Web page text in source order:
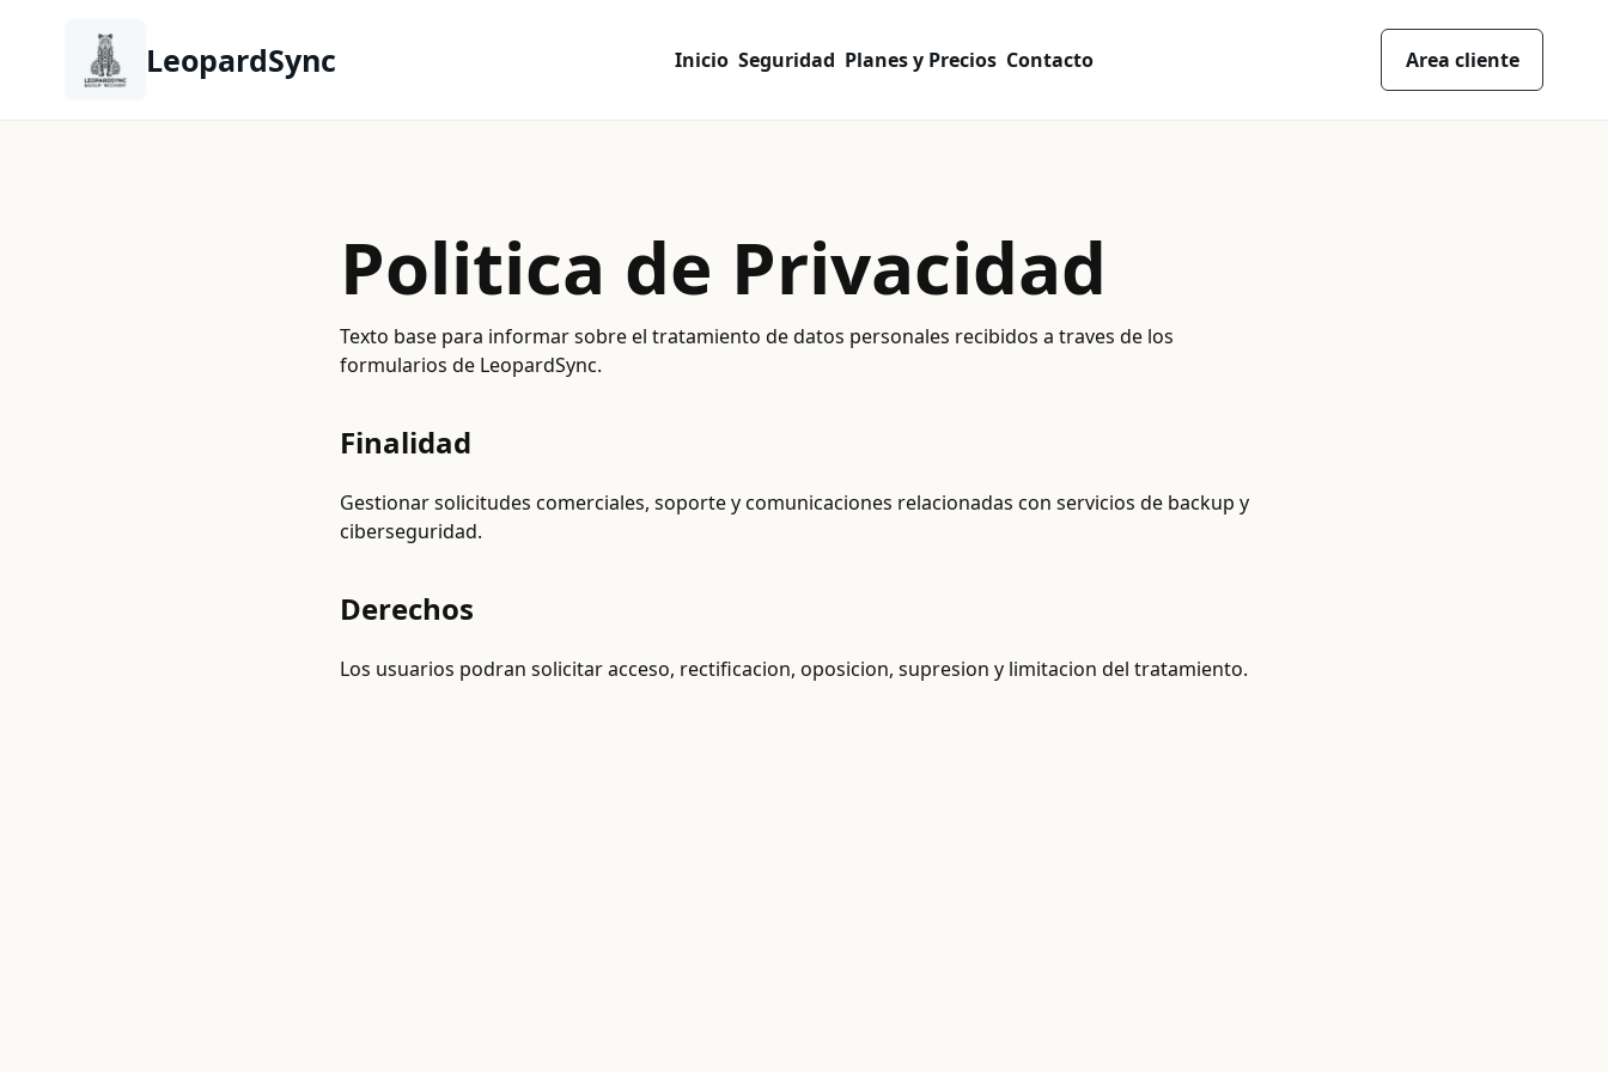
LeopardSync Inicio Seguridad Planes y Precios Contacto Area cliente
Politica de Privacidad
Texto base para informar sobre el tratamiento de datos personales recibidos a traves de los
formularios de LeopardSync.
Finalidad
Gestionar solicitudes comerciales, soporte y comunicaciones relacionadas con servicios de backup y
ciberseguridad.
Derechos
Los usuarios podran solicitar acceso, rectificacion, oposicion, supresion y limitacion del tratamiento.